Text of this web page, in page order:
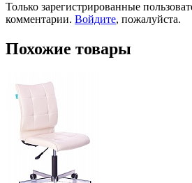
Только зарегистрированные
комментарии. Войдите, пожалуйста.
Похожие товары